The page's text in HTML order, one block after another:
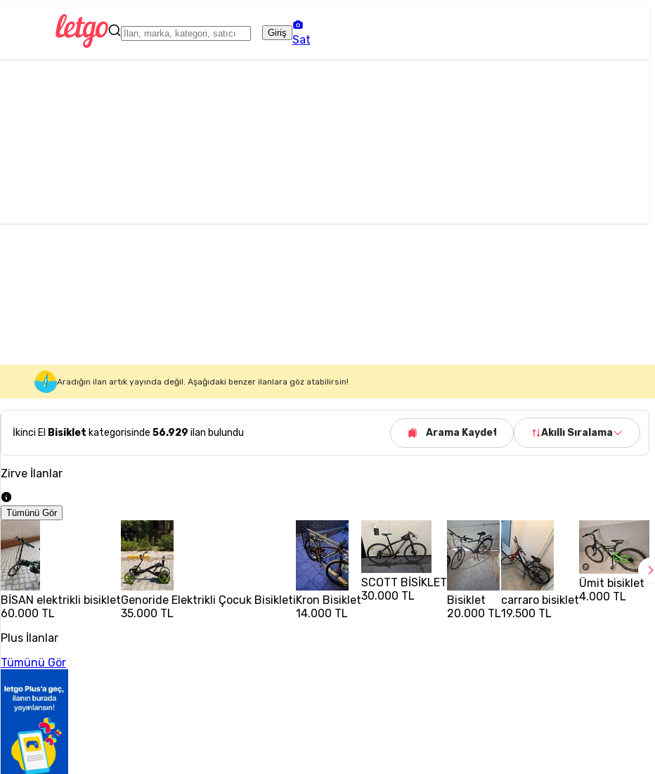
Giriş
Sat
Aradığın ilan artık yayında değil. Aşağıdaki benzer ilanlara göz atabilirsin!
İkinci El Bisiklet kategorisinde 56.929 ilan bulundu Arama Kaydet Akıllı Sıralama
Zirve İlanlar
Tümünü Gör
BİSAN elektrikli bisiklet
60.000 TL
Genoride Elektrikli Çocuk Bisikleti
35.000 TL
Kron Bisiklet
14.000 TL
SCOTT BİSİKLET
30.000 TL
Bisiklet
20.000 TL
carraro bisiklet
19.500 TL
Ümit bisiklet
4.000 TL
Plus İlanlar
Tümünü Gör